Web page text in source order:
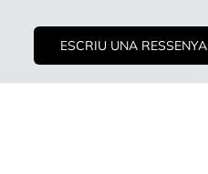
ESCRIU UNA RESSENYA